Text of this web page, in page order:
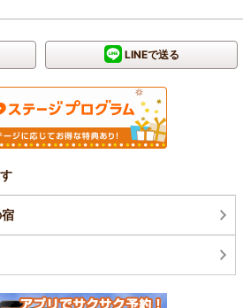
LINEで送る